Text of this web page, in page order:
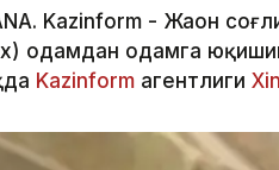
Kazinform - Жаҳон
одамдан одамга
Kazinform агентлиги